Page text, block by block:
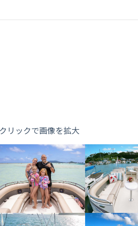
リックで画像を拡大